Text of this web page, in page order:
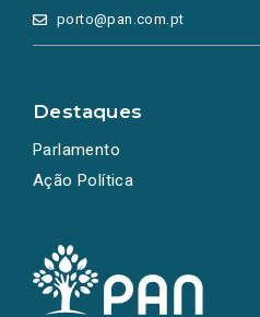
porto@pan.com.pt
Destaques
Parlamento
Ação Política